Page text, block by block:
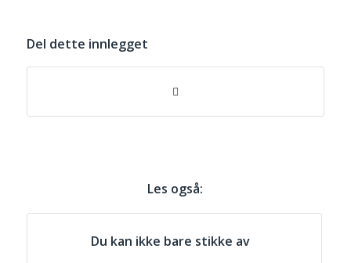
Del dette innlegget
Les også:
Du kan ikke bare stikke av